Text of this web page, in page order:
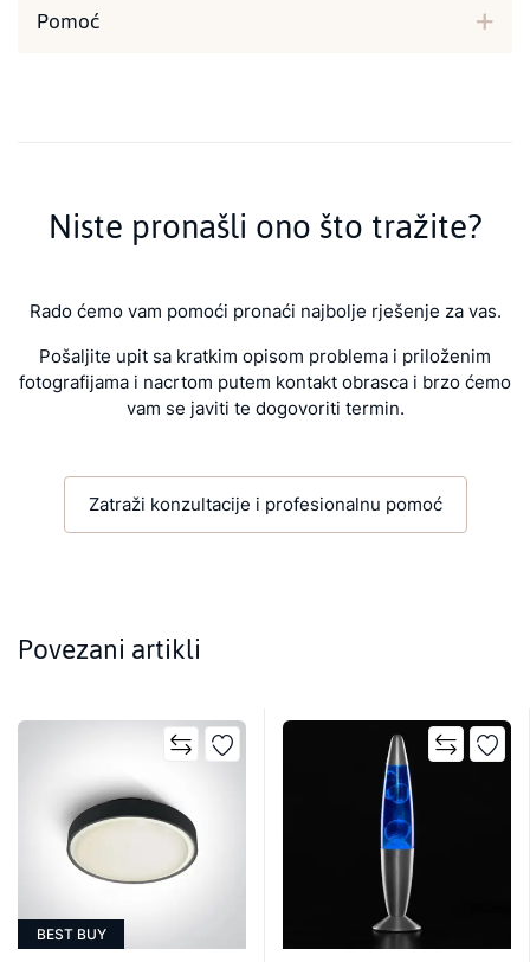
Pomoć
Niste pronašli ono što tražite?
Rado ćemo vam pomoći pronaći najbolje rješenje za vas.
Pošaljite upit sa kratkim opisom problema i priloženim
fotografijama i nacrtom putem kontakt obrasca i brzo ćemo
vam se javiti te dogovoriti termin.
Zatraži konzultacije i profesionalnu pomoć
Povezani artikli
BEST BUY